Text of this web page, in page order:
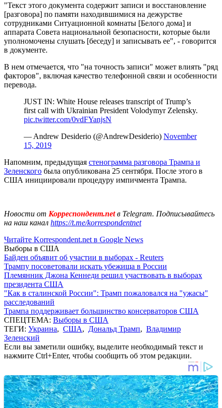
"Текст этого документа содержит записи и восстановление
[разговора] по памяти находившимися на дежурстве
сотрудниками Ситуационной комнаты [Белого дома] и
аппарата Совета национальной безопасности, которые были
уполномочены слушать [беседу] и записывать ее", - говорится
в документе.
В нем отмечается, что "на точность записи" может влиять "ряд
факторов", включая качество телефонной связи и особенности
перевода.
JUST IN: White House releases transcript of Trump’s
first call with Ukrainian President Volodymyr Zelensky.
pic.twitter.com/0vdFYanjsN
— Andrew Desiderio (@AndrewDesiderio) November
15, 2019
Напомним, предыдущая стенограмма разговора Трампа и
Зеленского была опубликована 25 сентября. После этого в
США инициировали процедуру импичмента Трампа.
Новости от Корреспондент.netв Telegram. Подписывайтесь
на наш канал https://t.me/korrespondentnet
Читайте Korrespondent.net в Google News
Выборы в США
Байден объявит об участии в выборах - Reuters
Трампу посоветовали искать убежища в России
Племянник Джона Кеннеди решил участвовать в выборах
президента США
"Как в сталинской России": Трамп пожаловался на "ужасы"
расследований
Трампа поддерживает большинство консерваторов США
СПЕЦТЕМА: Выборы в США
ТЕГИ: Украина, США, Дональд Трамп, Владимир
Зеленский
Если вы заметили ошибку, выделите необходимый текст и
нажмите Ctrl+Enter, чтобы сообщить об этом редакции.